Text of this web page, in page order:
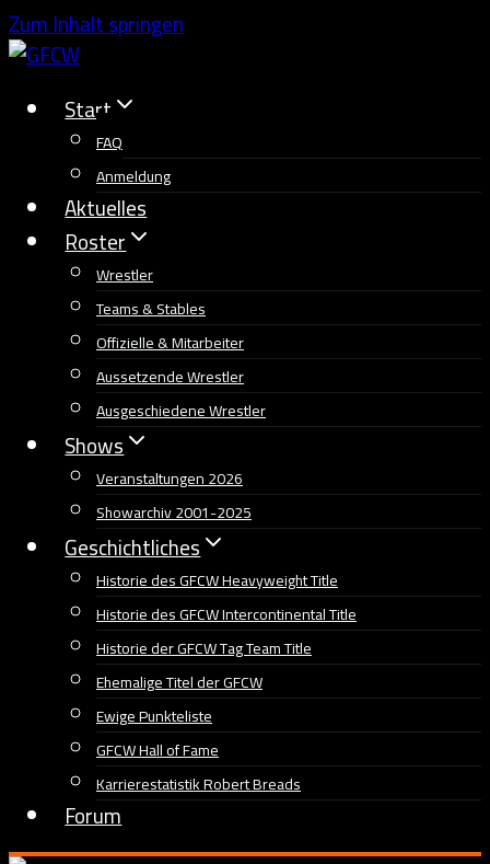
Zum Inhalt springen
Start
FAQ
Anmeldung
Aktuelles
Roster
Wrestler
Teams & Stables
Offizielle & Mitarbeiter
Aussetzende Wrestler
Ausgeschiedene Wrestler
Shows
Veranstaltungen 2026
Showarchiv 2001-2025
Geschichtliches
Historie des GFCW Heavyweight Title
Historie des GFCW Intercontinental Title
Historie der GFCW Tag Team Title
Ehemalige Titel der GFCW
Ewige Punkteliste
GFCW Hall of Fame
Karrierestatistik Robert Breads
Forum